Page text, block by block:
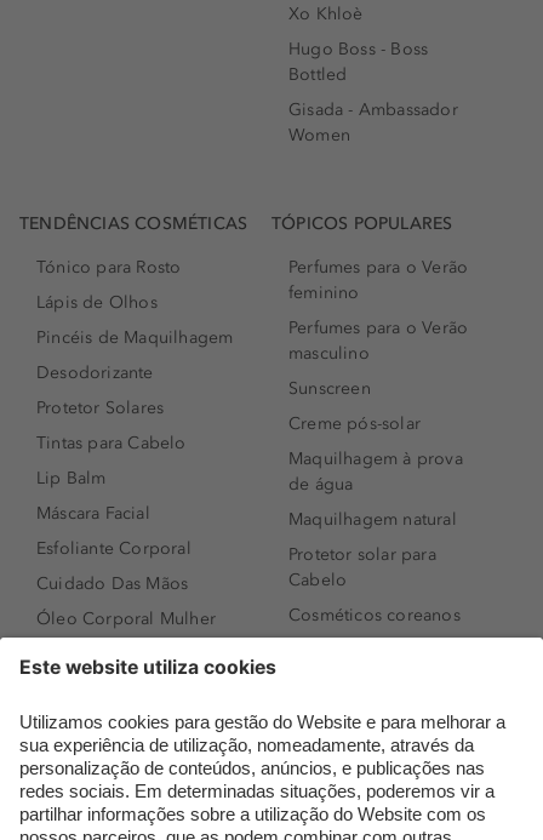
Xo Khloè
Hugo Boss - Boss
Bottled
Gisada - Ambassador
Women
TENDÊNCIAS COSMÉTICAS
Tónico para Rosto
Lápis de Olhos
Pincéis de Maquilhagem
Desodorizante
Protetor Solares
Tintas para Cabelo
Lip Balm
Máscara Facial
Esfoliante Corporal
Cuidado Das Mãos
Óleo Corporal Mulher
Sérum de Rosto
Body mist & Spray
corporal
Produtos para Cabelo
TÓPICOS POPULARES
Perfumes para o Verão
feminino
Perfumes para o Verão
masculino
Sunscreen
Creme pós-solar
Maquilhagem à prova
de água
Maquilhagem natural
Protetor solar para
Cabelo
Cosméticos coreanos
Perfumes árabes
Novidades
Melhores Perfumes
Femininos